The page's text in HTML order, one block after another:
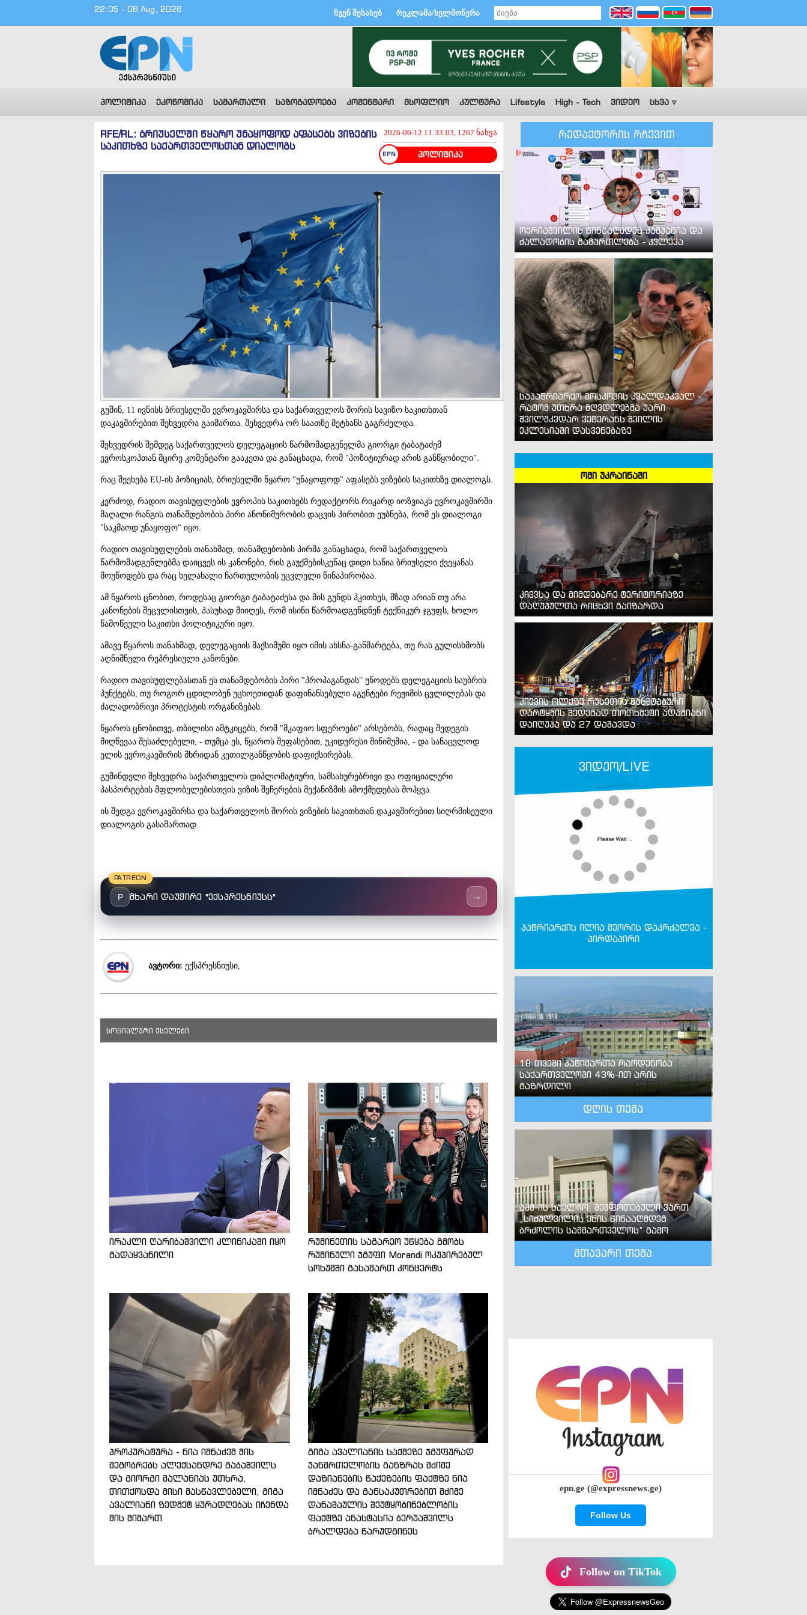
22:05 - 06 Aug, 2026 ჩვენ შესახებ რეკლამა/ხელმოწერა
პოლიტიკა ეკონომიკა სამართალი საზოგადოება კომენტარი მსოფლიო კულტურა Lifestyle High - Tech ვიდეო სხვა ▿
2026-06-12 11:33:03, 1267 ნახვა
პოლიტიკა
RFE/RL: ბრიუსელში წყარო უნაყოფოდ აფასებს ვიზების
საკითხზე საქართველოსთან დიალოგს
გუშინ, 11 ივნისს ბრიუსელში ევროკავშირსა და საქართველოს შორის სავიზო საკითხთან
დაკავშირებით შეხვედრა გაიმართა. შეხვედრა ორ საათზე მეტხანს გაგრძელდა.
შეხვედრის შემდეგ საქართველოს დელეგაციის წარმომადგენელმა გიორგი ტაბატაძემ
ევროსკოპთან მცირე კომენტარი გააკეთა და განაცხადა, რომ "პოზიტიურად არის განწყობილი".
რაც შეეხება EU-ის პოზიციას, ბრიუსელში წყარო "უნაყოფოდ" აფასებს ვიზების საკითხზე დიალოგს.
კერძოდ, რადიო თავისუფლების ევროპის საკითხებს რედაქტორს რიკარდ იოზვიაკს ევროკავშირში
მაღალი რანგის თანამდებობის პირი ანონიმურობის დაცვის პირობით ეუბნება, რომ ეს დიალოგი
"საკმაოდ უნაყოფო" იყო.
რადიო თავისუფლების თანახმად, თანამდებობის პირმა განაცხადა, რომ საქართველოს
წარმომადგენლებმა დაიცვეს ის კანონები, რის გაუქმებისკენაც დიდი ხანია ბრიუსელი ქვეყანას
მოუწოდებს და რაც ხელახალი ჩართულობის უცვლელი წინაპირობაა.
ამ წყაროს ცნობით, როდესაც გიორგი ტაბატაძესა და მის გუნდს ჰკითხეს, მზად არიან თუ არა
კანონების შეცვლისთვის, პასუხად მიიღეს, რომ ისინი წარმოადგენდნენ ტექნიკურ ჯგუფს, ხოლო
წამოწეული საკითხი პოლიტიკური იყო.
ამავე წყაროს თანახმად, დელეგაციის მაქსიმუმი იყო იმის ახსნა-განმარტება, თუ რას გულისხმობს
აღნიშნული რეპრესიული კანონები.
რადიო თავისუფლებასთან ეს თანამდებობის პირი "პროპაგანდას" უწოდებს დელეგაციის საუბრის
პუნქტებს, თუ როგორ ცდილობენ უცხოეთიდან დაფინანსებული აგენტები რეჟიმის ცვლილებას და
ძალადობრივი პროტესტის ორგანიზებას.
წყაროს ცნობითვე, თბილისი ამტკიცებს, რომ "მკაფიო სფეროები" არსებობს, რადაც შედეგის
მიღწევაა შესაძლებელი, - თუმცა ეს, წყაროს შეფასებით, უკიდურესი მინიმუმია, - და სანაცვლოდ
ელის ევროკავშირის მხრიდან კეთილგანწყობის დაფიქსირებას.
გუშინდელი შეხვედრა საქართველოს დიპლომატიური, სამსახურებრივი და ოფიციალური
პასპორტების მფლობელებისთვის ვიზის შეჩერების მექანიზმის ამოქმედებას მოჰყვა.
ის შედგა ევროკავშირსა და საქართველოს შორის ვიზების საკითხთან დაკავშირებით სიღრმისეული
დიალოგის გასამართად.
PATREON
P მხარი დაუჭირე "ექსპრესნიუსს" →
ავტორი: ექსპრესნიუსი,
სოციალური ქსელები
ირაკლი ღარიბაშვილი კლინიკაში იყო
გადაყვანილი
რუმინეთის საგარეო უწყება გმობს
რუმინული ჯგუფი Morandi ოკუპირებულ
სოხუმში გასამართ კონცერტს
პროკურატურა - ნია იმნაძემ მის
მეგობრებს ალექსანდრე გაბაშვილს
და გიორგი მალანიას უთხრა,
თითქოსდა მისი მასწავლებელი, გიგა
ავალიანი ზედმეტ ყურადღებას იჩენდა
მის მიმართ
გიგა ავალიანის საქმეზე ჯგუფურად
ჯანმრთელობის განზრახ მძიმე
დაზიანების წაქეზების ფაქტზე ნია
იმნაძეს და განსაკუთრებით მძიმე
დანაშაულის შეუტყობინებლობის
ფაქტზე ანასტასია ბერუაშვილს
ბრალდება წარუდგინეს
რედაქტორის რჩევით
ოქრიაშვილის წინააღმდეგ კამპანია და
ძალადობის გამართლება - კვლევა
საპატრიარქო მოსკოვის კვალდაკვალ -
რატომ უთხრა მღვდლებმა უარი
შვილმკვდარ ვეტერანს შვილის
ეკლესიაში დასვენებაზე
ომი უკრაინაში
კიევსა და მიმდებარე ტერიტორიაზე
დაღუპულთა რიცხვი გაიზარდა
კიევის ოლქზე რუსეთის მასშტაბური
დარტყმის შედეგად თოთხმეტი ადამიანი
დაიღუპა და 27 დაშავდა
ვიდეო/LIVE
პატრიარქის ილია მეორის დაკრძალვა -
პირდაპირი
18 თვეში პატიმართა რაოდენობა
საქართველოში 43%-ით არის
გაზრდილი
დღის თემა
აშშ-ის საელჩო: შეშფოთებული ვართ
„სიძულვილის ენის წინააღმდეგ
ბრძოლის სამმართველოს“ გამო
მთავარი თემა
epn.ge (@expressnews.ge)
Follow Us
Follow on TikTok